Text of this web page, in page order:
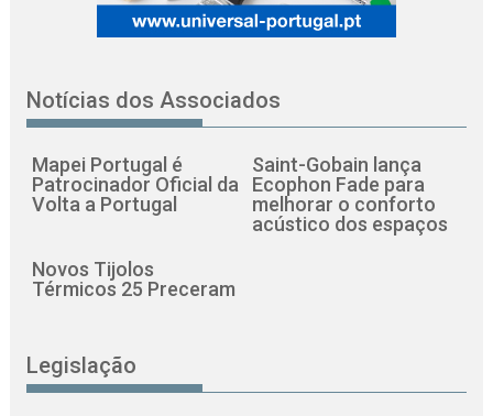
Notícias dos Associados
Mapei Portugal é
Patrocinador Oficial da
Volta a Portugal
Saint-Gobain lança
Ecophon Fade para
melhorar o conforto
acústico dos espaços
Novos Tijolos
Térmicos 25 Preceram
Legislação